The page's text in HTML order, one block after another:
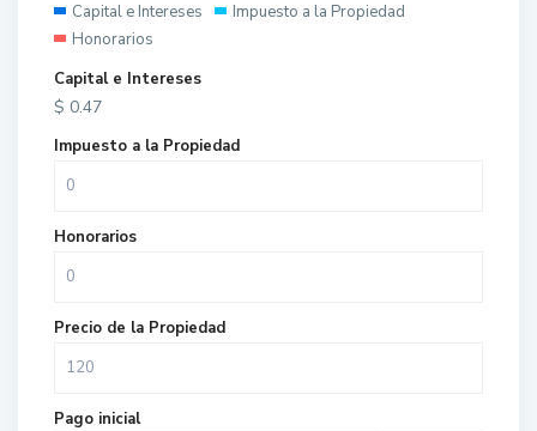
Capital e Intereses
Impuesto a la Propiedad
Honorarios
Capital e Intereses
$ 0.47
Impuesto a la Propiedad
Honorarios
Precio de la Propiedad
Pago inicial